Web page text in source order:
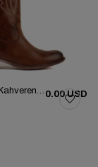
Sail Lakers - Kahverengi Deri Kadın Çizme 105-3387-VENUS 0.00 USD